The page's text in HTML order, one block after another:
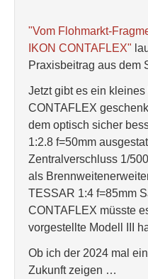
"Vom Flohmarkt-
IKON CONTAFLEX"
Praxisbeitrag aus dem
Jetzt gibt es ein
CONTAFLEX
dem optisch sicher
1:2.8 f=50mm
Zentralverschluss 1/
als
TESSAR 1:4 f=85mm
CONTAFLEX müsste
vorgestellte Modell III
Ob ich der 2024 mal
Zukunft zeigen …